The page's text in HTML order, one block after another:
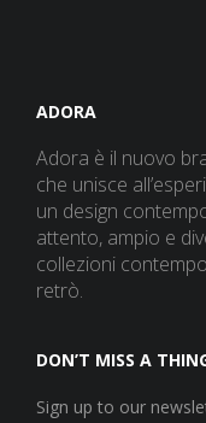
ADORA
Adora è il nuovo
che unisce
un design
attento, ampio e
collezioni
retrò.
DON’T MISS A
Sign up to our